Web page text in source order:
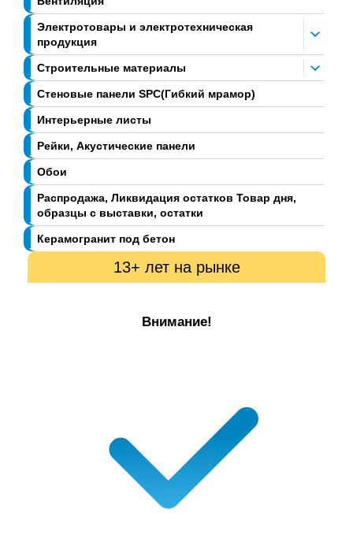
Электротовары и электротехническая
продукция
Строительные материалы
Стеновые панели SPC(Гибкий мрамор)
Интерьерные листы
Рейки, Акустические панели
Обои
Распродажа, Ликвидация остатков Товар дня,
образцы с выставки, остатки
Керамогранит под бетон
13+ лет на рынке
Внимание!